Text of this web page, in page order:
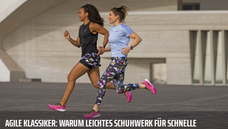
AGILE KLASSIKER: WARUM LEICHTES SCHUHWERK FÜR SCHNELLE